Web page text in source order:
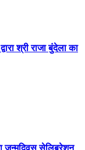
श्री राजा बुंदेला का